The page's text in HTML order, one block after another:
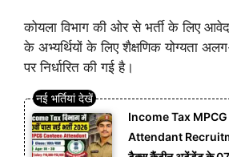
कोयला विभाग की ओर से भर्ती के लिए
के अभ्यर्थियों के लिए शैक्षणिक योग्यता
पर निर्धारित की गई है।
Income Tax
Attendant